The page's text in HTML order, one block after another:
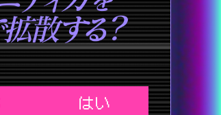
はい